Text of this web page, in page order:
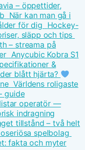
– öppettider,
När kan man gå i
för dig
Hockey-
släpp och tips
– streama på
Anycubic Kobra S1
&
blått hjärta?
Världens roligaste
guide
tillstånd – två helt
spelbolag
fakta och myter